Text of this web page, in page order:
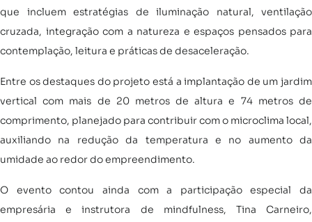
que incluem estratégias de iluminação natural, ventilação
cruzada, integração com a natureza e espaços pensados para
contemplação, leitura e práticas de desaceleração.
Entre os destaques do projeto está a implantação de um jardim
vertical com mais de 20 metros de altura e 74 metros de
comprimento, planejado para contribuir com o microclima local,
auxiliando na redução da temperatura e no aumento da
umidade ao redor do empreendimento.
O evento contou ainda com a participação especial da
empresária e instrutora de mindfulness, Tina Carneiro,